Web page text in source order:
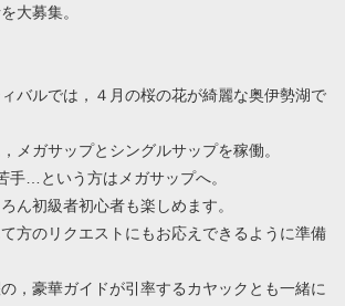
大募集。
バルでは，４月の桜の花が綺麗な奥伊勢湖で
メガサップとシングルサップを稼働。
手…という方はメガサップへ。
ん初級者初心者も楽しめます。
方のリクエストにもお応えできるように準備
，豪華ガイドが引率するカヤックとも一緒に